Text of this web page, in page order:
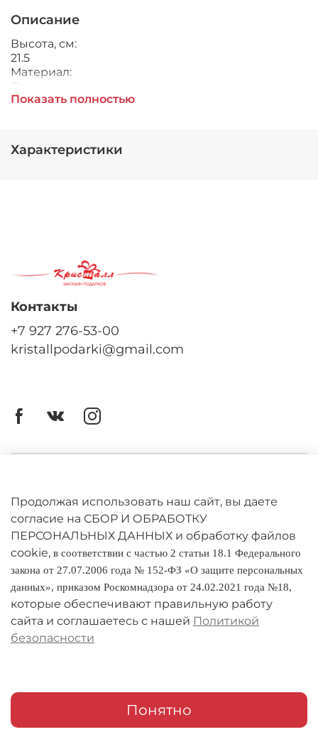
Описание
Высота, см:
21.5
Материал:
Стекло
Показать полностью
Характеристики
Оферта
Политика конфиденциальности
Оплата и доставка
Условия обмена и возврата
Реквизиты
Контакты
+7 927 276-53-00
kristallpodarki@gmail.com
Продолжая использовать наш сайт, вы даете
согласие на СБОР И ОБРАБОТКУ
ПЕРСОНАЛЬНЫХ ДАННЫХ и обработку файлов
cookie, в соответствии с частью 2 статьи 18.1 Федерального
закона от 27.07.2006 года № 152-ФЗ «О защите персональных
данных», приказом Роскомнадзора от 24.02.2021 года №18,
которые обеспечивают правильную работу
сайта и соглашаетесь с нашей Политикой
безопасности
Понятно